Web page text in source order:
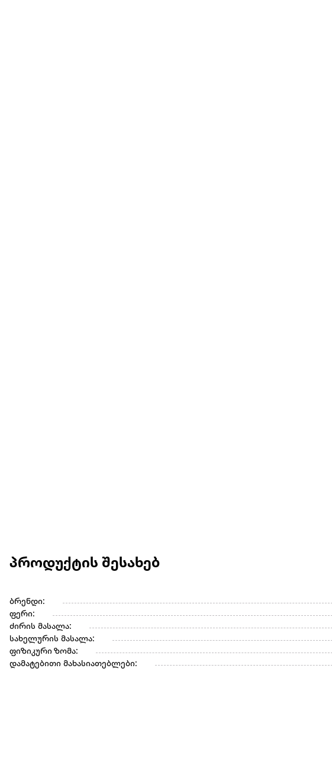
პროდუქტის შესახებ
ბრენდი:
ფერი:
ძირის მასალა:
სახელურის მასალა:
ფიზიკური ზომა:
დამატებითი მახასიათებლები: